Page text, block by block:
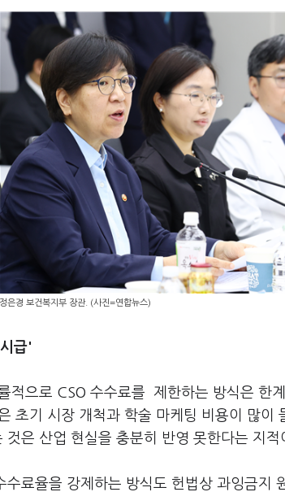
정은경 보건복지부 장관. (사진=연합뉴스)
급'
적으로 CSO 수수료를 제한하는 방식은 한
초기 시장 개척과 학술 마케팅 비용이 많이
것은 산업 현실을 충분히 반영 못한다는 지적
수료율을 강제하는 방식도 헌법상 과잉금지